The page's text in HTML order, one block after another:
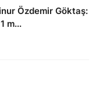
Özdemir Göktaş:
m...